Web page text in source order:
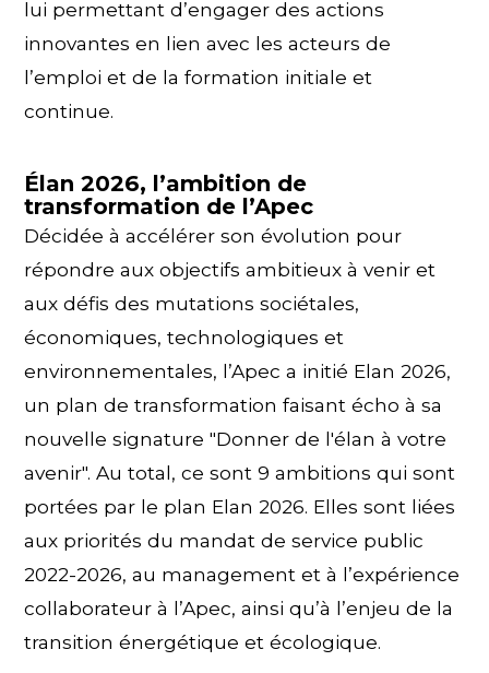
lui permettant d’engager des actions
innovantes en lien avec les acteurs de
l’emploi et de la formation initiale et
continue.
Élan 2026, l’ambition de
transformation de l’Apec
Décidée à accélérer son évolution pour
répondre aux objectifs ambitieux à venir et
aux défis des mutations sociétales,
économiques, technologiques et
environnementales, l’Apec a initié Elan 2026,
un plan de transformation faisant écho à sa
nouvelle signature "Donner de l'élan à votre
avenir". Au total, ce sont 9 ambitions qui sont
portées par le plan Elan 2026. Elles sont liées
aux priorités du mandat de service public
2022-2026, au management et à l’expérience
collaborateur à l’Apec, ainsi qu’à l’enjeu de la
transition énergétique et écologique.